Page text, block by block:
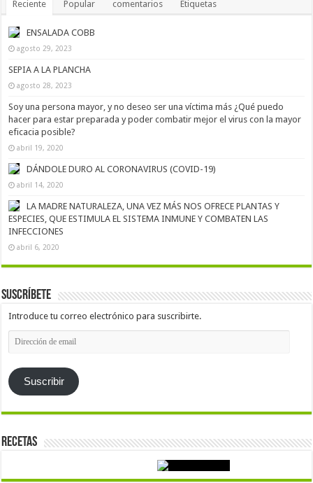
Reciente Popular comentarios Etiquetas
ENSALADA COBB
agosto 29, 2023
SEPIA A LA PLANCHA
agosto 28, 2023
Soy una persona mayor, y no deseo ser una víctima más ¿Qué puedo
hacer para estar preparada y poder combatir mejor el virus con la mayor
eficacia posible?
abril 19, 2020
DÁNDOLE DURO AL CORONAVIRUS (COVID-19)
abril 14, 2020
LA MADRE NATURALEZA, UNA VEZ MÁS NOS OFRECE PLANTAS Y
ESPECIES, QUE ESTIMULA EL SISTEMA INMUNE Y COMBATEN LAS
INFECCIONES
abril 6, 2020
Suscríbete
Introduce tu correo electrónico para suscribirte.
Dirección
de
Suscribir
Recetas